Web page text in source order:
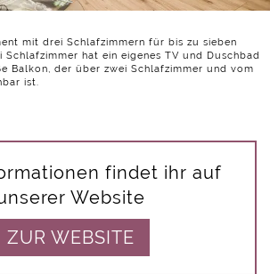
mit drei Schlafzimmern für bis zu sieben
Schlafzimmer hat ein eigenes TV und Duschbad
Balkon, der über zwei Schlafzimmer und vom
ist.
findet ihr auf
Website
ZUR WEBSITE